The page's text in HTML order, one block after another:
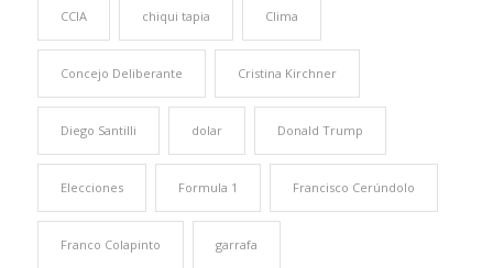
CCIA chiqui tapia Clima
Concejo Deliberante Cristina Kirchner
Diego Santilli dolar Donald Trump
Elecciones Formula 1 Francisco Cerúndolo
Franco Colapinto garrafa